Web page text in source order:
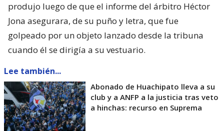
produjo luego de que el informe del árbitro Héctor
Jona asegurara, de su puño y letra, que fue
golpeado por un objeto lanzado desde la tribuna
cuando él se dirigía a su vestuario.
Lee también...
Abonado de Huachipato lleva a su
club y a ANFP a la justicia tras veto
a hinchas: recurso en Suprema